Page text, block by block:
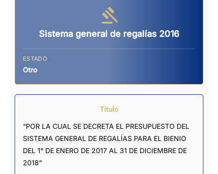
Sistema general de regalías 2016
ESTADO
Otro
Título
“POR LA CUAL SE DECRETA EL PRESUPUESTO DEL
SISTEMA GENERAL DE REGALÍAS PARA EL BIENIO
DEL 1° DE ENERO DE 2017 AL 31 DE DICIEMBRE DE
2018”